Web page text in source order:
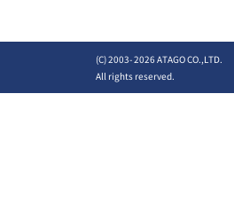
(C) 2003-2026 ATAGO CO.,LTD.
All rights reserved.